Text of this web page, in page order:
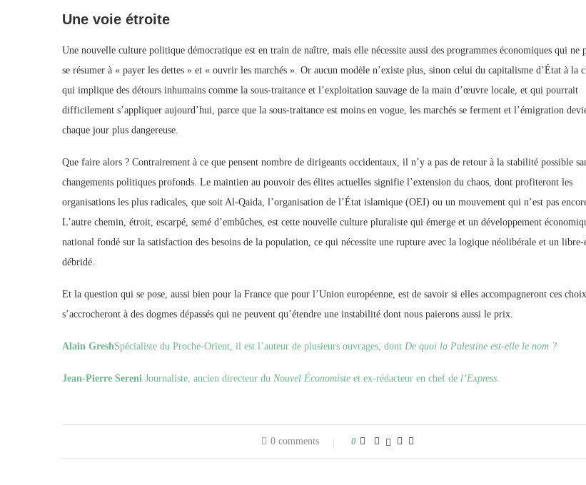
Une voie étroite
Une nouvelle culture politique démocratique est en train de naître, mais elle nécessite aussi des programmes économiques qui ne
se résumer à « payer les dettes » et « ouvrir les marchés ». Or aucun modèle n’existe plus, sinon celui du capitalisme d’État à la
qui implique des détours inhumains comme la sous-traitance et l’exploitation sauvage de la main d’œuvre locale, et qui pourrait
difficilement s’appliquer aujourd’hui, parce que la sous-traitance est moins en vogue, les marchés se ferment et l’émigration
chaque jour plus dangereuse.
Que faire alors ? Contrairement à ce que pensent nombre de dirigeants occidentaux, il n’y a pas de retour à la stabilité possible
changements politiques profonds. Le maintien au pouvoir des élites actuelles signifie l’extension du chaos, dont profiteront les
organisations les plus radicales, que soit Al-Qaida, l’organisation de l’État islamique (OEI) ou un mouvement qui n’est pas
L’autre chemin, étroit, escarpé, semé d’embûches, est cette nouvelle culture pluraliste qui émerge et un développement
national fondé sur la satisfaction des besoins de la population, ce qui nécessite une rupture avec la logique néolibérale et un libre-
débridé.
Et la question qui se pose, aussi bien pour la France que pour l’Union européenne, est de savoir si elles accompagneront ces
s’accrocheront à des dogmes dépassés qui ne peuvent qu’étendre une instabilité dont nous paierons aussi le prix.
Alain GreshSpécialiste du Proche-Orient, il est l’auteur de plusieurs ouvrages, dont De quoi la Palestine est-elle le nom ?
Jean-Pierre Sereni Journaliste, ancien directeur du Nouvel Économiste et ex-rédacteur en chef de l’Express
0 comments 0